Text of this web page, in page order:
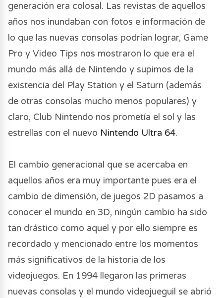
generación era colosal. Las revistas de aquellos
años nos inundaban con fotos e información de
lo que las nuevas consolas podrían lograr, Game
Pro y Video Tips nos mostraron lo que era el
mundo más allá de Nintendo y supimos de la
existencia del Play Station y el Saturn (además
de otras consolas mucho menos populares) y
claro, Club Nintendo nos prometía el sol y las
estrellas con el nuevo Nintendo Ultra 64.
El cambio generacional que se acercaba en
aquellos años era muy importante pues era el
cambio de dimensión, de juegos 2D pasamos a
conocer el mundo en 3D, ningún cambio ha sido
tan drástico como aquel y por ello siempre es
recordado y mencionado entre los momentos
más significativos de la historia de los
videojuegos. En 1994 llegaron las primeras
nuevas consolas y el mundo videojueguil se abrió